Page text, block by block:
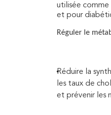
utilisée comme
et pour
Réguler le
Réduire la
les taux de
et prévenir les